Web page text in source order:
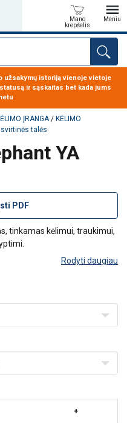
Mano
krepšelis
Meniu
užsakymų istoriją vienoje vietoje
ir sąskaitas bet kada jums
ĮRANGA/ KĖLIMO
talės
YA
PDF
tinkamas kėlimui, traukimui,
pasižyminti dideliu
7).
Rodyti daugiau